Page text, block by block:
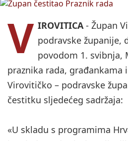
V IROVITICA- Župan
podravske županije,
povodom 1. svibnja,
praznika rada, građankama
Virovitičko – podravske
čestitku sljedećeg sadržaja:
«U skladu s programima